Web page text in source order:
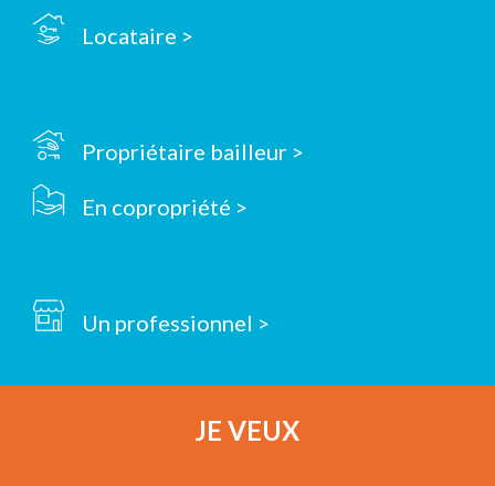
Locataire >
Propriétaire bailleur >
En copropriété >
Un professionnel >
JE VEUX